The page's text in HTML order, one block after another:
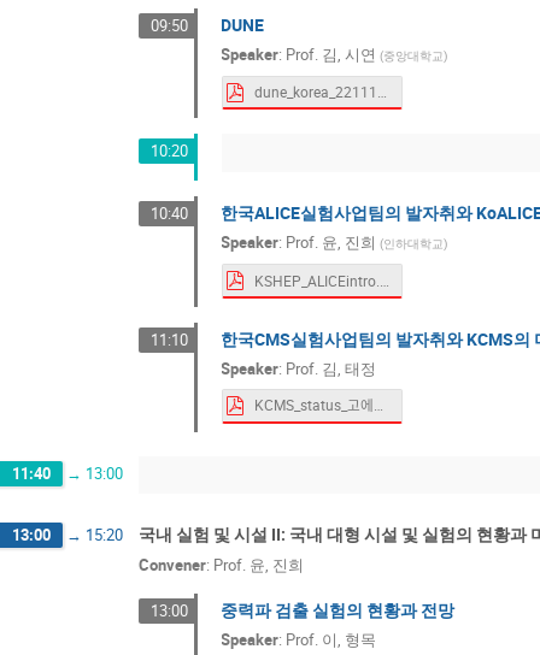
09:50 DUNE
Speaker: Prof. 김, 시연 (중앙대학교)
dune_korea_221117_kshep.pdf
10:20
10:40 한국ALICE실험사업팀의 발자취와
Speaker: Prof. 윤, 진희 (인하대학교)
11:10 한국CMS실험사업팀의 발자취와 KCMS의
Speaker: Prof. 김, 태정
KCMS_status_고에너지물리학회_2022_11_17.pdf
11:40 → 13:00
13:00 → 15:20 국내 실험 및 시설 II: 국내 대형 시설 및 실험의 현황과
Convener: Prof. 윤, 진희
13:00 중력파 검출 실험의 현황과 전망
Speaker: Prof. 이, 형목